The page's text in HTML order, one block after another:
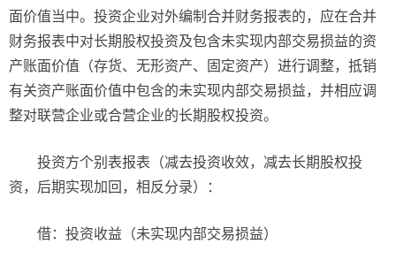
面价值当中。投资企业对外编制合并财务报表的，应在合并
财务报表中对长期股权投资及包含未实现内部交易损益的资
产账面价值（存货、无形资产、固定资产）进行调整，抵销
有关资产账面价值中包含的未实现内部交易损益，并相应调
整对联营企业或合营企业的长期股权投资。
投资方个别表报表（减去投资收效，减去长期股权投
资，后期实现加回，相反分录）：
借：投资收益（未实现内部交易损益）